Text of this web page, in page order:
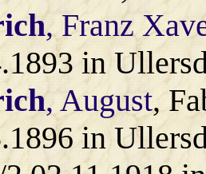
, Franz
in
, August,
in